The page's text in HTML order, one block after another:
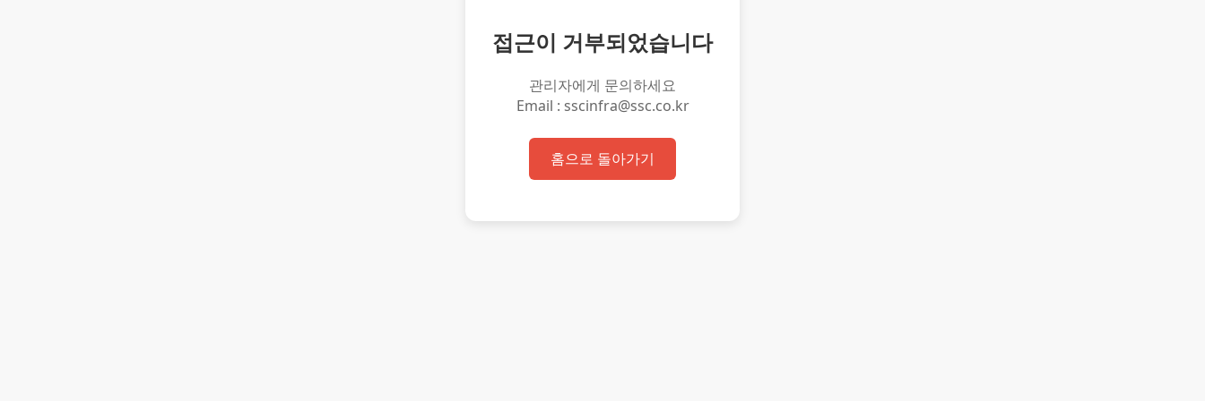
접근이 거부되었습니다
관리자에게 문의하세요
Email : sscinfra@ssc.co.kr
홈으로 돌아가기